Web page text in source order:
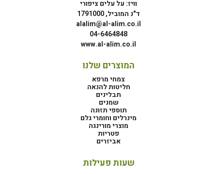
וויז: על עלים ציפורי
ד"נ המוביל, 1791000
alalim@al-alim.co.il
04-6464848
www.al-alim.co.il
המוצרים שלנו
צמחי מרפא
חליטות להנאה
תבלינים
שמנים
תוספי תזונה
מינרלים וחומרי גלם
מוצרי מורינגה
פטריות
אביזרים
שעות פעילות